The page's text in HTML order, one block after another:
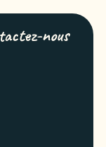
nous